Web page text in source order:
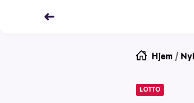
Hjem /
LOTTO